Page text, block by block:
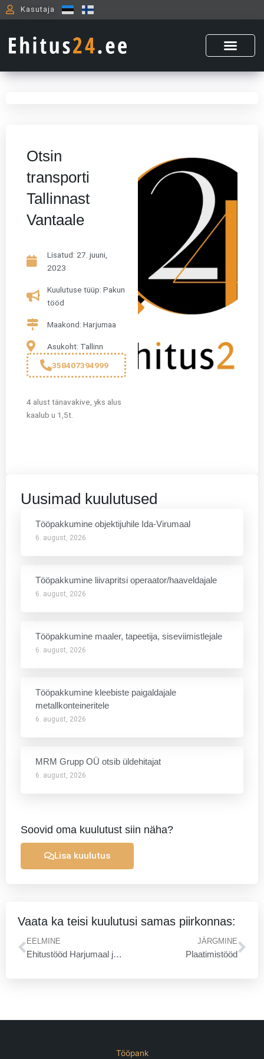
Skip
to
Kasutaja
Otsin
transporti
Tallinnast
Vantaale
Lisatud: 27. juuni,
2023
Kuulutuse tüüp: Pakun
tööd
Maakond: Harjumaa
Asukoht: Tallinn
358407394999
4 alust tänavakive, yks alus
kaalub u 1,5t.
Uusimad kuulutused
Tööpakkumine objektijuhile Ida-Virumaal
6. august, 2026
Tööpakkumine liivapritsi operaator/haaveldajale
6. august, 2026
Tööpakkumine maaler, tapeetija, siseviimistlejale
6. august, 2026
Tööpakkumine kleebiste paigaldajale
metallkonteineritele
6. august, 2026
MRM Grupp OÜ otsib üldehitajat
6. august, 2026
Soovid oma kuulutust siin näha?
Lisa kuulutus
Vaata ka teisi kuulutusi samas piirkonnas:
Prev
EELMINE
Ehitustööd Harjumaal ja Lääne-Virumaal
JÄRGMINE
Plaatimistööd
Tööpank